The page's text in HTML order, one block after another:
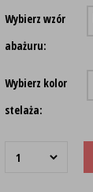
Wybierz wzór
abażuru:
Wybierz kolor
stelaża: